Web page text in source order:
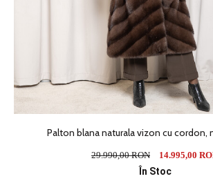
Palton blana naturala vizon cu cordon,
29.990,00 RON 14.995,00
În Stoc